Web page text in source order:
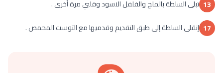
13 تبلى السلطة بالملح والفلفل الاسود وقلبي مرة أخرى .
17 إنقلى السلطة إلى طبق التقديم وقدميها مع التوست المحمص .